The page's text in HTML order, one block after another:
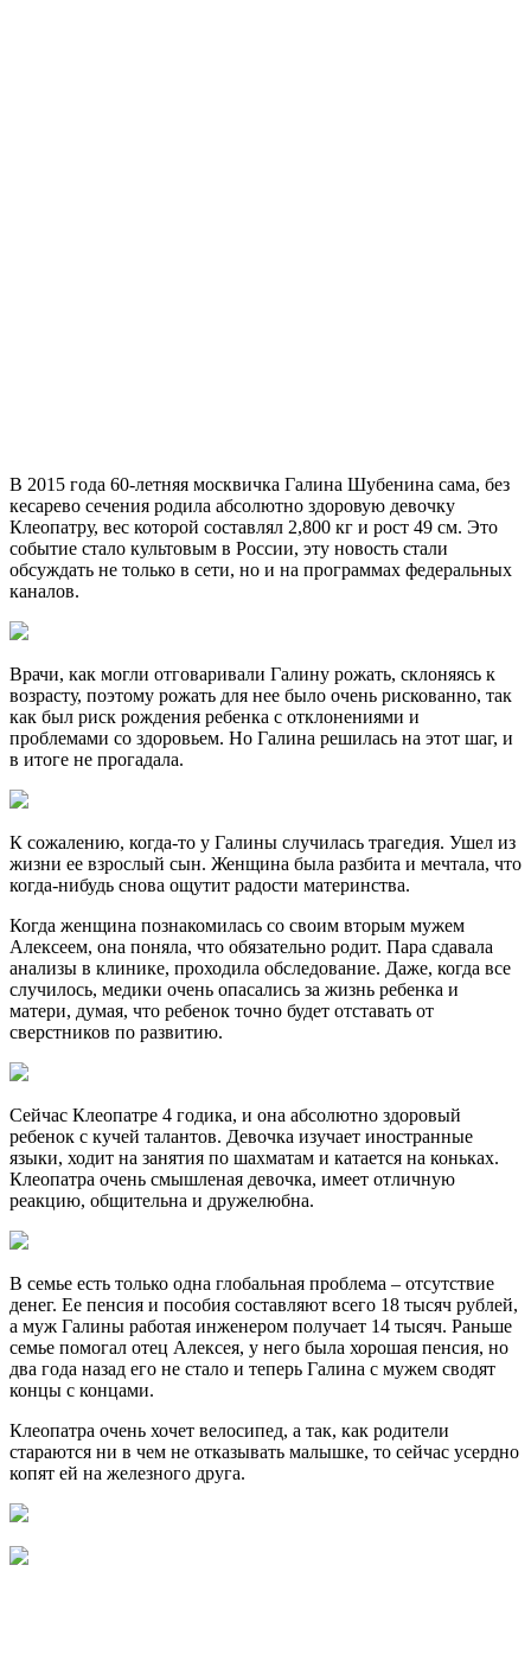
В 2015 года 60-летняя москвичка Галина Шубенина сама, без
кесарево сечения родила абсолютно здоровую девочку
Клеопатру, вес которой составлял 2,800 кг и рост 49 см. Это
событие стало культовым в России, эту новость стали
обсуждать не только в сети, но и на программах федеральных
каналов.
Врачи, как могли отговаривали Галину рожать, склоняясь к
возрасту, поэтому рожать для нее было очень рискованно, так
как был риск рождения ребенка с отклонениями и
проблемами со здоровьем. Но Галина решилась на этот шаг, и
в итоге не прогадала.
К сожалению, когда-то у Галины случилась трагедия. Ушел из
жизни ее взрослый сын. Женщина была разбита и мечтала, что
когда-нибудь снова ощутит радости материнства.
Когда женщина познакомилась со своим вторым мужем
Алексеем, она поняла, что обязательно родит. Пара сдавала
анализы в клинике, проходила обследование. Даже, когда все
случилось, медики очень опасались за жизнь ребенка и
матери, думая, что ребенок точно будет отставать от
сверстников по развитию.
Сейчас Клеопатре 4 годика, и она абсолютно здоровый
ребенок с кучей талантов. Девочка изучает иностранные
языки, ходит на занятия по шахматам и катается на коньках.
Клеопатра очень смышленая девочка, имеет отличную
реакцию, общительна и дружелюбна.
В семье есть только одна глобальная проблема – отсутствие
денег. Ее пенсия и пособия составляют всего 18 тысяч рублей,
а муж Галины работая инженером получает 14 тысяч. Раньше
семье помогал отец Алексея, у него была хорошая пенсия, но
два года назад его не стало и теперь Галина с мужем сводят
концы с концами.
Клеопатра очень хочет велосипед, а так, как родители
стараются ни в чем не отказывать малышке, то сейчас усердно
копят ей на железного друга.